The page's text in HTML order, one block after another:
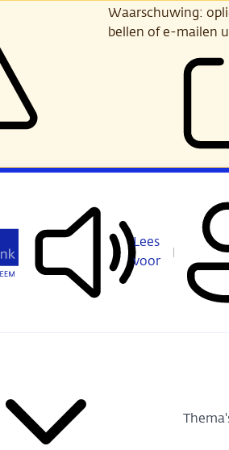
Waarschuwing:
bellen of e-mailen
Lees
voor